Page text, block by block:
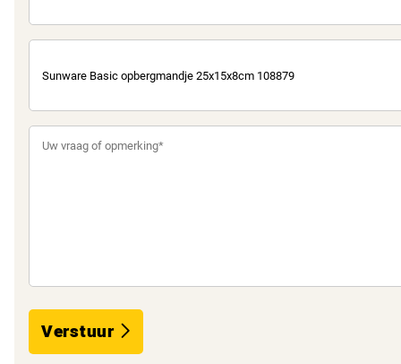
Verstuur